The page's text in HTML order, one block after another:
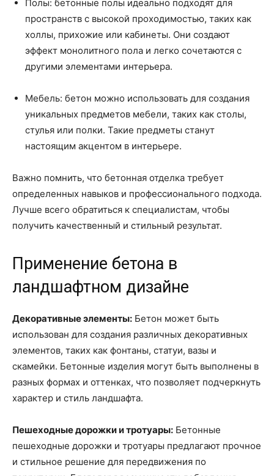
Полы: бетонные полы идеально подходят для
пространств с высокой проходимостью, таких как
холлы, прихожие или кабинеты. Они создают
эффект монолитного пола и легко сочетаются с
другими элементами интерьера.
Мебель: бетон можно использовать для создания
уникальных предметов мебели, таких как столы,
стулья или полки. Такие предметы станут
настоящим акцентом в интерьере.
Важно помнить, что бетонная отделка требует
определенных навыков и профессионального подхода.
Лучше всего обратиться к специалистам, чтобы
получить качественный и стильный результат.
Применение бетона в
ландшафтном дизайне
Декоративные элементы: Бетон может быть
использован для создания различных декоративных
элементов, таких как фонтаны, статуи, вазы и
скамейки. Бетонные изделия могут быть выполнены в
разных формах и оттенках, что позволяет подчеркнуть
характер и стиль ландшафта.
Пешеходные дорожки и тротуары: Бетонные
пешеходные дорожки и тротуары предлагают прочное
и стильное решение для передвижения по